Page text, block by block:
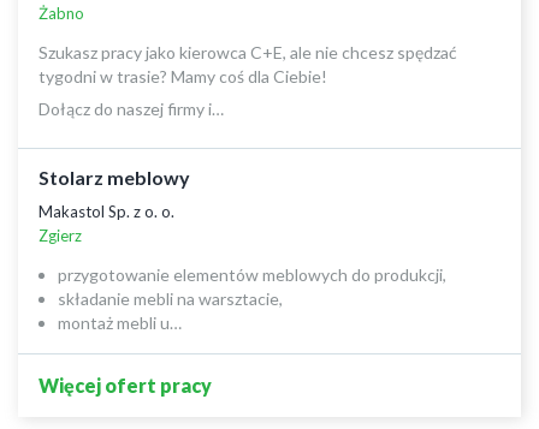
Żabno
Szukasz pracy jako kierowca C+E, ale nie chcesz spędzać
tygodni w trasie? Mamy coś dla Ciebie!
Dołącz do naszej firmy i…
Stolarz meblowy
Makastol Sp. z o. o.
Zgierz
przygotowanie elementów meblowych do produkcji,
składanie mebli na warsztacie,
montaż mebli u…
Więcej ofert pracy